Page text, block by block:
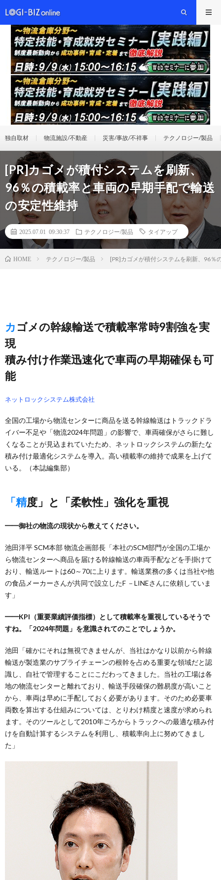
独自取材 物流施設/不動産 災害/事故/不祥事 テクノロジー/製品
[PR]カゴメが積付システムを刷新、
96％の積載率と車両の早期手配で輸送
の安定性維持
2025.07.01 09:30:37 テクノロジー/製品 タイアップ
HOME テクノロジー/製品 [PR]カゴメが積付システムを刷新、96％
カゴメの幹線輸送で積載率常時9割強を実
現
積み付け作業迅速化で車両の早期確保も可
能
ネットロックシステム株式会社
全国の工場から物流センターに商品を送る幹線輸送はトラックドラ
イバー不足や「物流2024年問題」の影響で、車両確保がさらに難し
くなることが見込まれていたため、ネットロックシステムの新たな
積み付け最適化システムを導入。高い積載率の維持で成果を上げて
いる。（本誌編集部）
「精度」と「柔軟性」強化を重視
━━御社の物流の現状から教えてください。
池田洋平 SCM本部 物流企画部長「本社のSCM部門が全国の工場か
ら物流センターへ商品を届ける幹線輸送の車両手配などを手掛けて
おり、輸送ルートは60～70に上ります。輸送業務の多くは当社や他
の食品メーカーさんが共同で設立したF －LINEさんに依頼していま
す」
━━KPI（重要業績評価指標）として積載率を重視しているそうで
すね。「2024年問題」を意識されてのことでしょうか。
池田「確かにそれは無視できませんが、当社はかなり以前から幹線
輸送が製造業のサプライチェーンの根幹を占める重要な領域だと認
識し、自社で管理することにこだわってきました。当社の工場は各
地の物流センターと離れており、輸送手段確保の難易度が高いこと
から、車両は早めに手配しておく必要があります。そのため必要車
両数を算出する仕組みについては、とりわけ精度と速度が求められ
ます。そのツールとして2010年ごろからトラックへの最適な積み付
けを自動計算するシステムを利用し、積載率向上に努めてきまし
た」